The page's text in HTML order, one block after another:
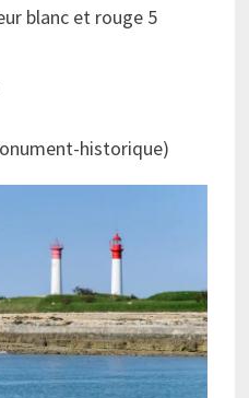
blanc et rouge 5
historique)